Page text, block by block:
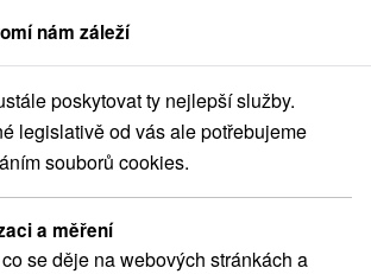
Slovensko Banskobystrický kraj Dudince
Dudince
nám záleží
poskytovat ty nejlepší služby.
legislativě od vás ale potřebujeme
souborů cookies.
a měření
se děje na webových stránkách a